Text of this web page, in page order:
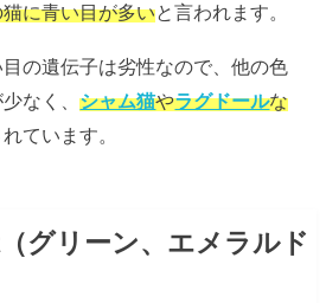
に青い目が多いと言われます。
の遺伝子は劣性なので、他の色
なく、シャム猫やラグドールな
ています。
グリーン、エメラルド